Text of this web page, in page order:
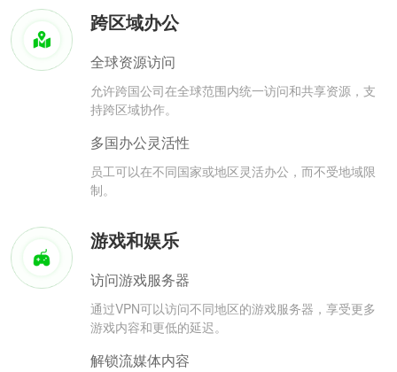
跨区域办公
全球资源访问
允许跨国公司在全球范围内统一访问和共享资源，支
持跨区域协作。
多国办公灵活性
员工可以在不同国家或地区灵活办公，而不受地域限
制。
游戏和娱乐
访问游戏服务器
通过VPN可以访问不同地区的游戏服务器，享受更多
游戏内容和更低的延迟。
解锁流媒体内容